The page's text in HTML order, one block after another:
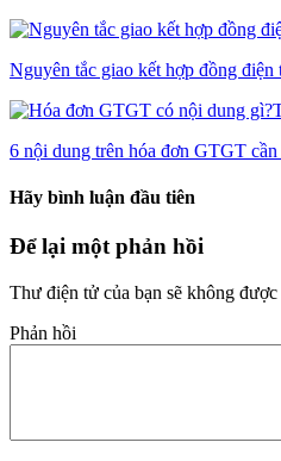
Nguyên tắc giao kết hợp đồng điện
6 nội dung trên hóa đơn GTGT
Hãy bình luận đầu tiên
Để lại một phản hồi
Thư điện tử của bạn sẽ không
Phản hồi